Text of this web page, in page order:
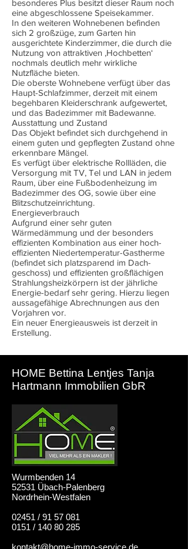
besonderes Plus besitzt dieser Raum noch
eine abgeschlossene Speisekammer.
In den weiteren Wohnebenen befinden
sich 2 großzüge, zum Garten hin
ausgerichtete Kinderzimmer, die durch die
Nutzung von attraktiven ‚Hochbetten‘
nochmals deutlich mehr wirkliche
Nutzfläche bieten.
Die oberste Wohnebene verfügt über das
Haupt-Schlafzimmer, derzeit mit einem
begehbaren Kleiderschrank aufgewertet,
und das Badezimmer mit Badewanne.
Ausstattung und Zustand
Das Objekt befindet sich durchgehend in
einem guten und gepflegten Zustand ohne
erkennbare Mängel.
Es verfügt über elektrische Rollläden, die
Versorgung mit TV, Tel und LAN in jedem
Raum, über eine Fußbodenheizung im
Badezimmer des OG, sowie über eine
Blitzschutzeinrichtung.
Energieverbrauch
Aufgrund einer sehr guten
Wärmedämmung und der besonders
effizienten Kombination aus einer hoch-
effizienten Niedertemperatur-Gastherme
(befindet sich platzsparend im Dach-
geschoss) und effizienten großflächigen
Strahlungsheizkörpern ist der jährliche
Energie-bedarf sehr gering. Hierzu liegen
aussagefähige Abrechnungen aus den
Vorjahren vor.
Ein neuer Energieausweis ist derzeit in
Erstellung.
HOME Bettina Lentjes Tanja
Hartmann Immobilien GbR
Wurmbenden 14
52531 Übach-Palenberg
Nordrhein-Westfalen
02451 / 91 57 081
0151 / 140 80 285
kontakt@home-immo-service.de